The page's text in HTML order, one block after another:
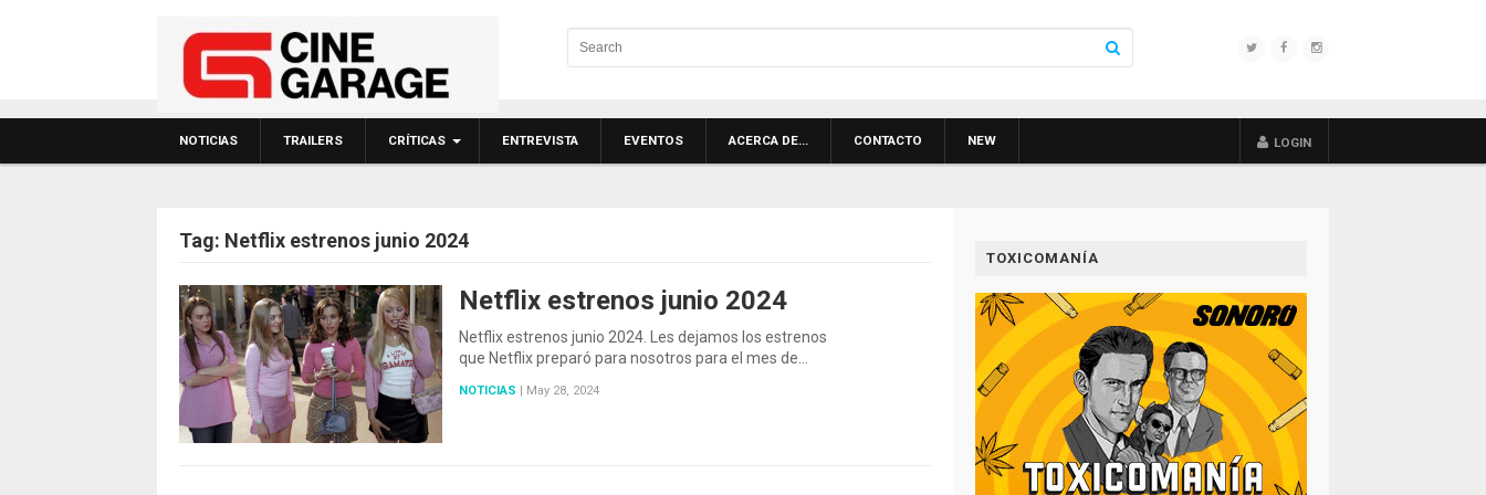
NOTICIAS TRAILERS CRÍTICAS ENTREVISTA EVENTOS ACERCA DE… CONTACTO NEW LOGIN
Tag: Netflix estrenos junio 2024
Netflix estrenos junio 2024
Netflix estrenos junio 2024. Les dejamos los estrenos
que Netflix preparó para nosotros para el mes de…
NOTICIAS | May 28, 2024
TOXICOMANÍA